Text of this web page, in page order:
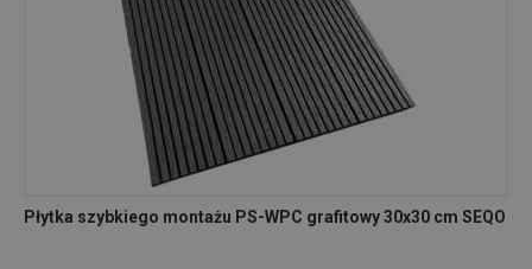
Płytka szybkiego montażu PS-WPC grafitowy 30x30 cm SEQO